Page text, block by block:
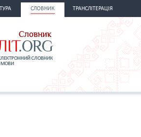
СЛОВНИК ТРАНСЛІТЕРАЦІЯ